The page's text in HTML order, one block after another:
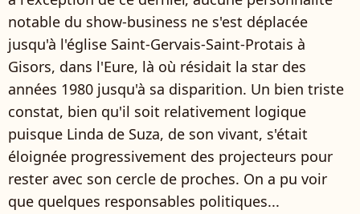
notable du show-business ne s'est déplacée
jusqu'à l'église Saint-Gervais-Saint-Protais à
Gisors, dans l'Eure, là où résidait la star des
années 1980 jusqu'à sa disparition. Un bien triste
constat, bien qu'il soit relativement logique
puisque Linda de Suza, de son vivant, s'était
éloignée progressivement des projecteurs pour
rester avec son cercle de proches. On a pu voir
que quelques responsables politiques...